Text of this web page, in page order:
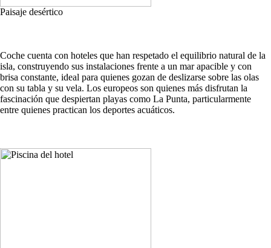
Paisaje desértico
Coche cuenta con hoteles que han respetado el equilibrio natural de la
isla, construyendo sus instalaciones frente a un mar apacible y con
brisa constante, ideal para quienes gozan de deslizarse sobre las olas
con su tabla y su vela. Los europeos son quienes más disfrutan la
fascinación que despiertan playas como La Punta, particularmente
entre quienes practican los deportes acuáticos.